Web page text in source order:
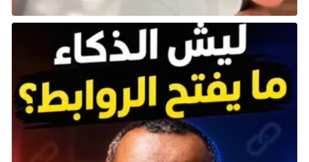
من هناك، اتجه إلى اليسار باتجاه الجانب الشمالي من
المدينة. ستصل في النهاية إلى منطقة بها عدد كبير من
البائعين، بالإضافة إلى كشك تذاكر صغير باللون الأحمر
أمامك. تحدث إلى موظف التذاكر في الكشك، ثم ادخل إلى
المبنى لبدء العرض.